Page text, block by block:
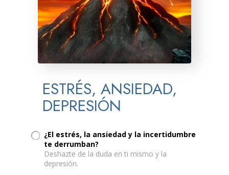
ESTRÉS, ANSIEDAD,
DEPRESIÓN
¿El estrés, la ansiedad y la incertidumbre
te derrumban?
Deshazte de la duda en ti mismo y la
depresión.